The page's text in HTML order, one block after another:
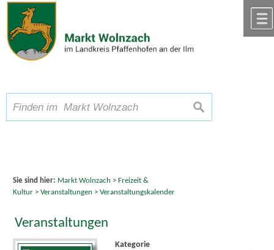
Zum Inhalt,zur Navigation
Schriftgröße A A A suchen
Sie sind hier: Markt Wolnzach > Freizeit &
Kultur> Veranstaltungen > Veranstaltungskalender
Veranstaltungen
Kategorie